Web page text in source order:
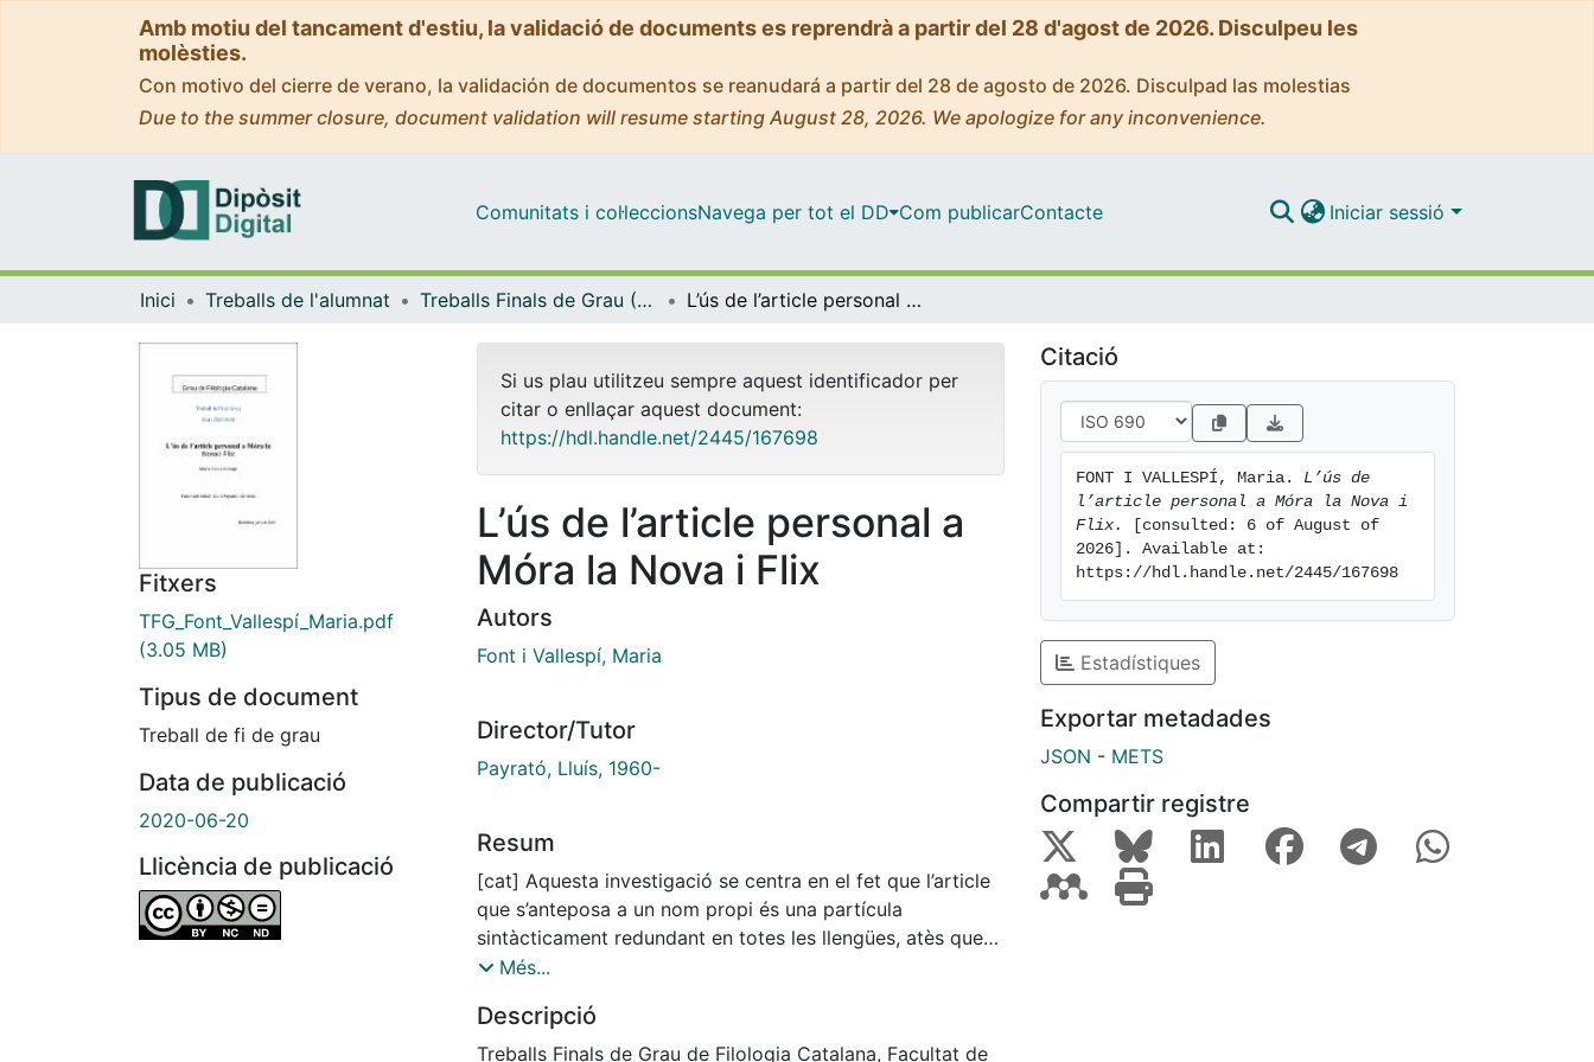
Amb motiu del tancament d'estiu, la validació de documents es reprendrà a partir del 28 d'agost de 2026. Disculpeu les
molèsties.
Con motivo del cierre de verano, la validación de documentos se reanudará a partir del 28 de agosto de 2026. Disculpad las molestias
Due to the summer closure, document validation will resume starting August 28, 2026. We apologize for any inconvenience.
Comunitats i col·leccionsNavega per tot el DD Com publicarContacte Iniciar sessió
Inici Treballs de l'alumnat Treballs Finals de Grau (TFG) - Filologia Catalana L’ús de l’article personal a Móra la Nova i Flix
Fitxers
TFG_Font_Vallespí_Maria.pdf
(3.05 MB)
Tipus de document
Treball de fi de grau
Data de publicació
2020-06-20
Llicència de publicació
Si us plau utilitzeu sempre aquest identificador per
citar o enllaçar aquest document:
https://hdl.handle.net/2445/167698
L’ús de l’article personal a
Móra la Nova i Flix
Autors
Font i Vallespí, Maria
Director/Tutor
Payrató, Lluís, 1960-
Resum
[cat] Aquesta investigació se centra en el fet que l’article
que s’anteposa a un nom propi és una partícula
sintàcticament redundant en totes les llengües, atès que
no aporta cap novetat discursiva i no és necessari, doncs,
que sí exigeix l’article personal. Ara bé, com amb tot,
aquesta partícula no sempre s’utilitza en el català oral,
Més...
Descripció
Treballs Finals de Grau de Filologia Catalana, Facultat de
Citació
FONT I VALLESPÍ, Maria. L’ús de
l’article personal a Móra la Nova i
Flix.
[consulted: 6 of August of
2026]. Available at:
https://hdl.handle.net/2445/167698
Estadístiques
Exportar metadades
JSON - METS
Compartir registre